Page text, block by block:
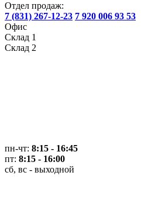
Отдел продаж:
7 (831) 267-12-23 7 920 006 93 53
Офис
Склад 1
Склад 2
пн-чт: 8:15 - 16:45
пт: 8:15 - 16:00
сб, вс - выходной